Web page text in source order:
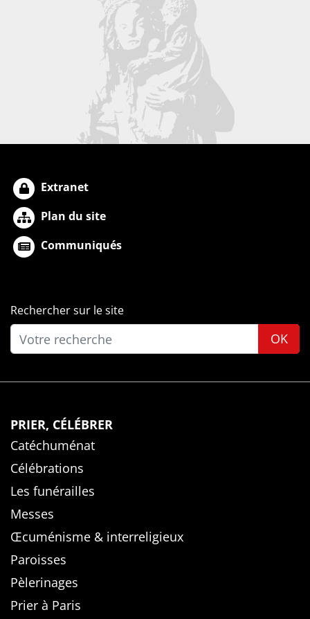
Extranet
Plan du site
Communiqués
Rechercher sur le site
OK
PRIER, CÉLÉBRER
Catéchuménat
Célébrations
Les funérailles
Messes
Œcuménisme & interreligieux
Paroisses
Pèlerinages
Prier à Paris